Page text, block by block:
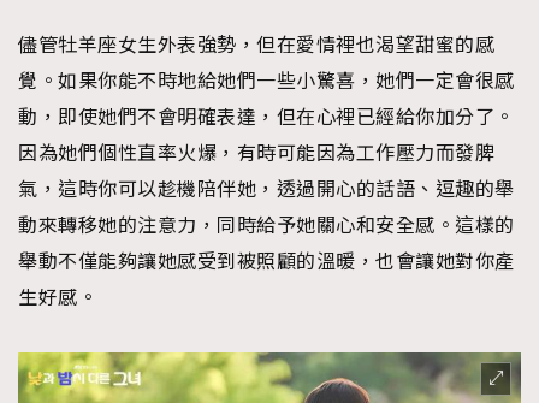
儘管牡羊座女生外表強勢，但在愛情裡也渴望甜蜜的感
覺。如果你能不時地給她們一些小驚喜，她們一定會很感
動，即使她們不會明確表達，但在心裡已經給你加分了。
因為她們個性直率火爆，有時可能因為工作壓力而發脾
氣，這時你可以趁機陪伴她，透過開心的話語、逗趣的舉
動來轉移她的注意力，同時給予她關心和安全感。這樣的
舉動不僅能夠讓她感受到被照顧的溫暖，也會讓她對你產
生好感。